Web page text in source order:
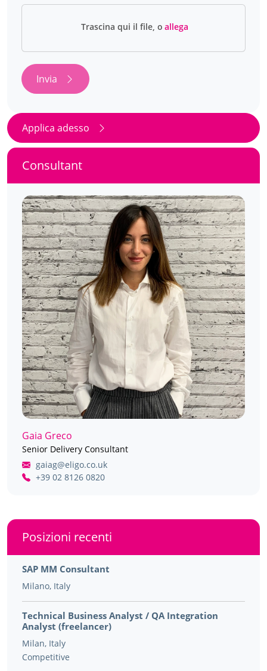
Invia
Applica adesso
Consultant
Gaia Greco
Senior Delivery Consultant
gaiag@eligo.co.uk
+39 02 8126 0820
Posizioni recenti
SAP MM Consultant
Milano, Italy
Technical Business Analyst / QA Integration
Analyst (freelancer)
Milan, Italy
Competitive